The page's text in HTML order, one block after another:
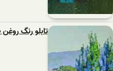
تابلو رنگ روغن ۵۰ در ۷۰